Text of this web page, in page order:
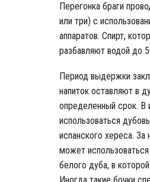
Перегонка браги
или три) с
аппаратов. Спирт,
разбавляют водой до
Период выдержки
напиток оставляют в
определенный срок.
использоваться
испанского хереса.
может
белого дуба, в